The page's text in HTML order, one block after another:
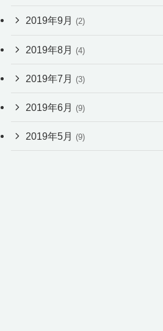
2019年9月 (2)
2019年8月 (4)
2019年7月 (3)
2019年6月 (9)
2019年5月 (9)